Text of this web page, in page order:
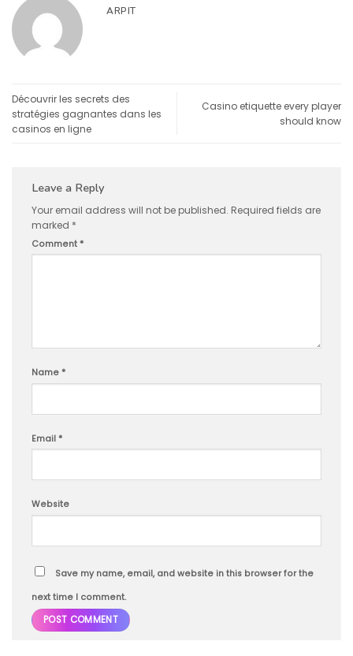
ARPIT
Découvrir les secrets des
stratégies gagnantes dans les
casinos en ligne
Casino etiquette every player
should know
Leave a Reply
Your email address will not be published. Required fields are
marked *
Comment *
Name *
Email *
Website
Save my name, email, and website in this browser for the
next time I comment.